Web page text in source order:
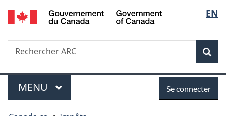
Passer
au
Passer
au
Passer
à
du
Passer
à
simplifiée
de
la
EN
Recherche
Rechercher
ARC
Menu
MENU PRINCIPAL
connecter
Se connecter
Vous